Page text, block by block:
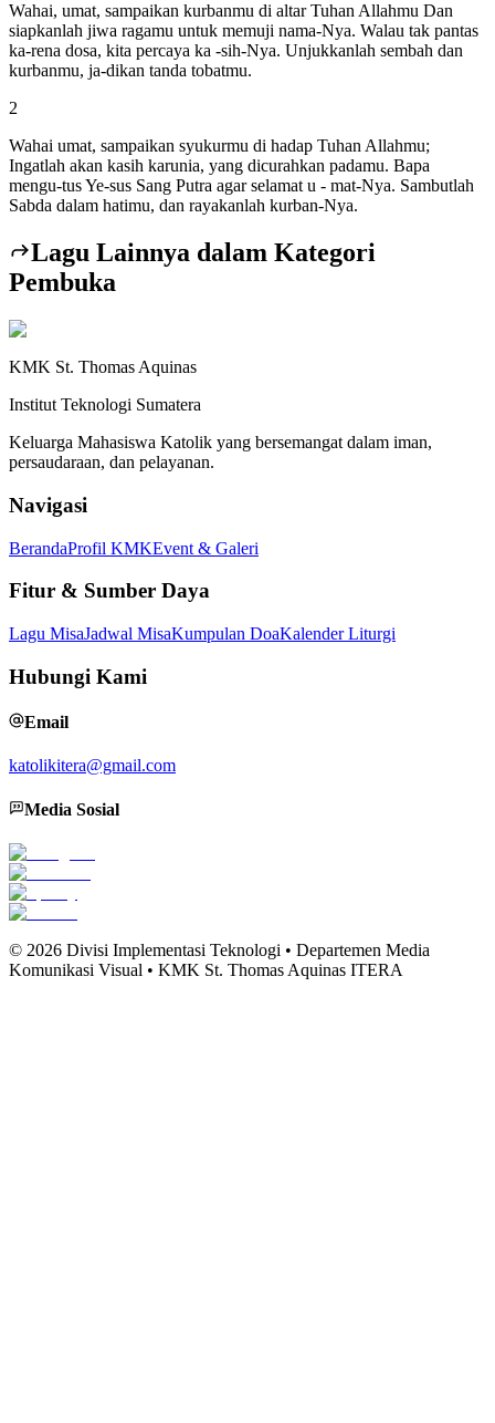
Wahai, umat, sampaikan kurbanmu di altar Tuhan Allahmu Dan
siapkanlah jiwa ragamu untuk memuji nama-Nya. Walau tak pantas
ka-rena dosa, kita percaya ka -sih-Nya. Unjukkanlah sembah dan
kurbanmu, ja-dikan tanda tobatmu.
2
Wahai umat, sampaikan syukurmu di hadap Tuhan Allahmu;
Ingatlah akan kasih karunia, yang dicurahkan padamu. Bapa
mengu-tus Ye-sus Sang Putra agar selamat u - mat-Nya. Sambutlah
Sabda dalam hatimu, dan rayakanlah kurban-Nya.
Lagu Lainnya dalam Kategori
Pembuka
KMK St. Thomas Aquinas
Institut Teknologi Sumatera
Keluarga Mahasiswa Katolik yang bersemangat dalam iman,
persaudaraan, dan pelayanan.
Navigasi
BerandaProfil KMKEvent & Galeri
Fitur & Sumber Daya
Lagu MisaJadwal MisaKumpulan DoaKalender Liturgi
Hubungi Kami
Email
katolikitera@gmail.com
Media Sosial
© 2026 Divisi Implementasi Teknologi • Departemen Media
Komunikasi Visual • KMK St. Thomas Aquinas ITERA